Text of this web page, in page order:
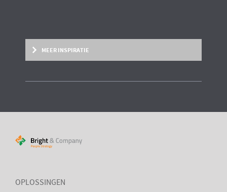
BRIGHT PAPER
intrinsieke motivatie het grootst is
MEER INSPIRATIE
OPLOSSINGEN